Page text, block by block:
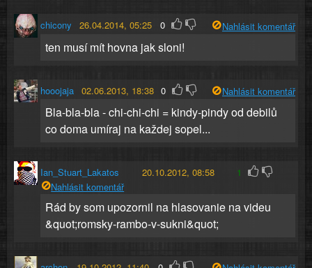
chicony 26.04.2014, 05:25 0 Nahlásit komentář
ten musí mít hovna jak sloni!
hooojaja 02.06.2013, 18:38 0 Nahlásit komentář
Bla-bla-bla - chi-chi-chi = kindy-pindy od debilů
co doma umíraj na každej sopel...
Ian_Stuart_Lakatos 20.10.2012, 08:58
1
Nahlásit komentář
Rád by som upozornil na hlasovanie na videu
&quot;romsky-rambo-v-sukni&quot;